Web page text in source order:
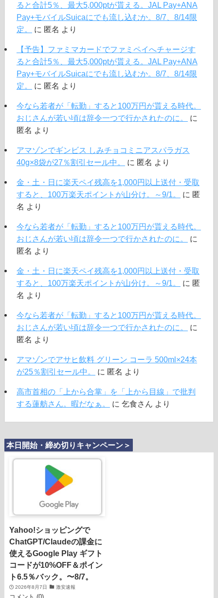
ると合計5％、最大5,000ptが貰える。JAL Pay+ANA
Pay+モバイルSuicaにでも流し込むか。8/7、8/14限
定。
に 匿名 より
【予告】ファミマカードでファミペイへチャージす
ると合計5％、最大5,000ptが貰える。JAL Pay+ANA
Pay+モバイルSuicaにでも流し込むか。8/7、8/14限
定。
に 匿名 より
今なら若者が「転勤」すると100万円が貰える時代。
おじさんが若い頃は辞令一つで行かされたのに。
に
匿名 より
アマゾンでギンビス しみチョコミニアスパラガス
40g×8袋が27％割引セール中。
に 匿名 より
金・土・日に楽天ペイ残高を1,000円以上送付・受取
すると、100万楽天ポイントが山分け。～9/1。
に 匿
名 より
今なら若者が「転勤」すると100万円が貰える時代。
おじさんが若い頃は辞令一つで行かされたのに。
に
匿名 より
金・土・日に楽天ペイ残高を1,000円以上送付・受取
すると、100万楽天ポイントが山分け。～9/1。
に 匿
名 より
今なら若者が「転勤」すると100万円が貰える時代。
おじさんが若い頃は辞令一つで行かされたのに。
に
匿名 より
アマゾンでアサヒ飲料 グリーン コーラ 500ml×24本
が25％割引セール中。
に 匿名 より
高市首相の「上から合掌」を「上から目線」で批判
する蓮舫さん。暇だなぁ。
に 乞食さん より
本日開始・締め切りキャンペーン＞
Yahoo!ショッピングで
ChatGPT/Claudeの課金に
使えるGoogle Play ギフト
コードが10%OFF＆ポイン
ト6.5％バック。〜8/7。
2026年8月7日 激安速報